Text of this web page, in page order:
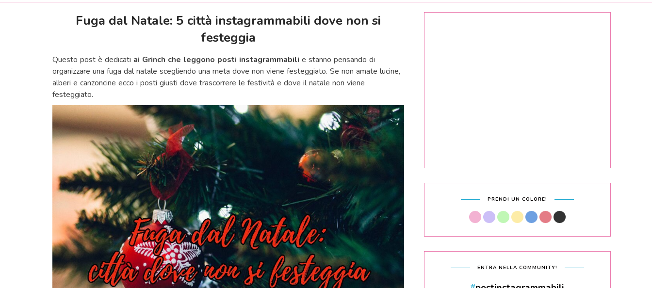
Fuga dal Natale: 5 città instagrammabili dove non si
festeggia
Questo post è dedicati ai Grinch che leggono posti instagrammabili e stanno pensando di
organizzare una fuga dal natale scegliendo una meta dove non viene festeggiato. Se non amate lucine,
alberi e canzoncine ecco i posti giusti dove trascorrere le festività e dove il natale non viene
festeggiato.
PRENDI UN COLORE!
ENTRA NELLA COMMUNITY!